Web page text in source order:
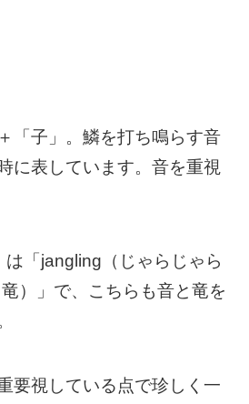
「子」。鱗を打ち鳴らす音
に表しています。音を重視
「jangling（じゃらじゃら
）」で、こちらも音と竜を
要視している点で珍しく一